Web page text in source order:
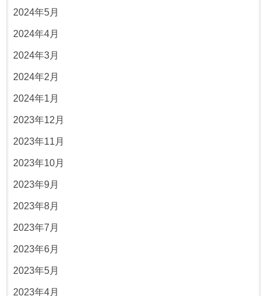
2024年5月
2024年4月
2024年3月
2024年2月
2024年1月
2023年12月
2023年11月
2023年10月
2023年9月
2023年8月
2023年7月
2023年6月
2023年5月
2023年4月